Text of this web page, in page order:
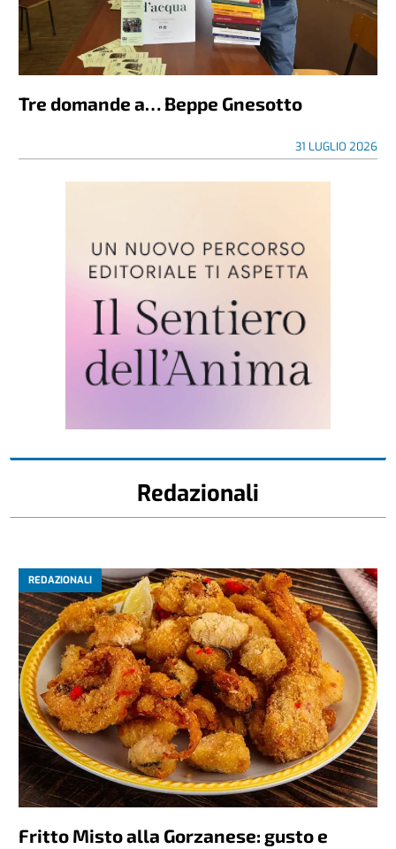
Tre domande a… Beppe Gnesotto
31 LUGLIO 2026
Redazionali
REDAZIONALI
Fritto Misto alla Gorzanese: gusto e